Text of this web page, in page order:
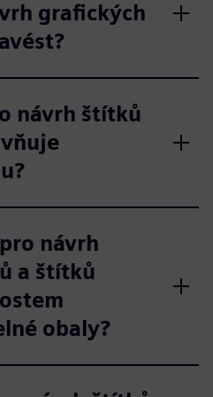
grafických
návrh štítků
návrh
a štítků
obaly?